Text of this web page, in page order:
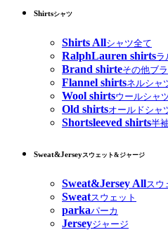
Shirtsシャツ
Shirts Allシャツ全て
RalphLauren shirtsラ
Brand shirteその他ブ
Flannel shirtsネルシャ
Wool shirtsウールシャ
Old shirtsオールドシャ
Shortsleeved shirts半
Sweat&Jerseyスウェット&ジャージ
Sweat&Jersey Allスウ
Sweatスウェット
parkaパーカ
Jerseyジャージ